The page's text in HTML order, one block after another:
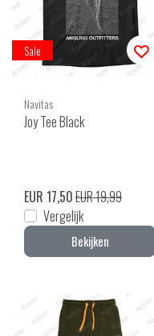
Sale
Navitas
Joy Tee Black
EUR 17,50EUR 19,99
Vergelijk
Bekijken